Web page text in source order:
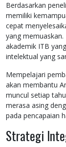
Berdasarkan
memiliki
cepat
yang
akademik ITB
intelektual yang
Mempelajari
akan membantu
muncul setiap
merasa asing
pada pencapaian
Strategi